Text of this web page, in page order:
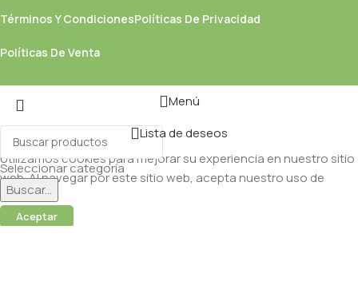
Términos Y CondicionesPolíticas De Privacidad
Políticas De Venta
Seleccionar categoría
Buscar...
Menú
Lista de deseos
Utilizamos cookies para mejorar su experiencia en nuestro sitio
web. Al navegar por este sitio web, acepta nuestro uso de
cookies.
Aceptar